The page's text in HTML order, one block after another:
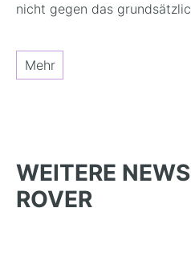
nicht gegen das
Mehr
WEITERE
ROVER